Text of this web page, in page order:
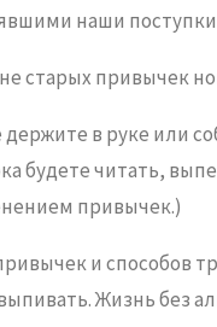
наши поступки
старых привычек
в руке или
будете читать,
привычек.)
и способов
Жизнь без